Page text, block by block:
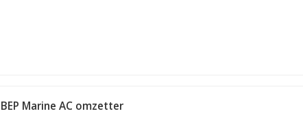
BEP Marine AC omzetter